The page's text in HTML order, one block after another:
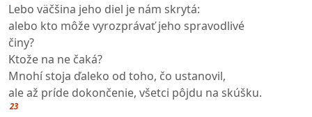
Lebo väčšina jeho diel je nám skrytá:
alebo kto môže vyrozprávať jeho spravodlivé
činy?
Ktože na ne čaká?
Mnohí stoja ďaleko od toho, čo ustanovil,
ale až príde dokončenie, všetci pôjdu na skúšku.
23